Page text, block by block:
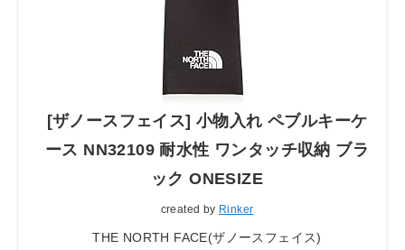
[ザノースフェイス] 小物入れ ペブルキーケ
ース NN32109 耐水性 ワンタッチ収納 ブラ
ック ONESIZE
created by Rinker
THE NORTH FACE(ザノースフェイス)